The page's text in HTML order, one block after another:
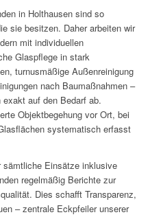
in Holthausen sind so
sie besitzen. Daher arbeiten wir
mit individuellen
Glaspflege in stark
turnusmäßige Außenreinigung
nach Baumaßnahmen –
auf den Bedarf ab.
Objektbegehung vor Ort, bei
systematisch erfasst
Einsätze inklusive
regelmäßig Berichte zur
Dies schafft Transparenz,
– zentrale Eckpfeiler unserer